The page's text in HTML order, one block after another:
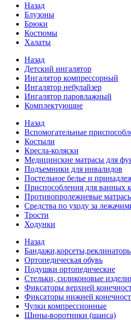
Назад
Блузоны
Брюки
Костюмы
Халаты
Назад
Детский ингалятор
Ингалятор компрессорный
Ингалятор небулайзер
Ингалятор паровлажный
Комплектующие
Назад
Вспомогательные
Костыли
Кресла-коляски
Медицинские матрасы для
Подъемники для инвалидов
Постельное белье и
Приспособления для ванных
Противопролежневые
Средства по уходу за
Трости
Ходунки
Назад
Ортопедическая обувь
Подушки ортопедические
Стельки, силиконовые
Фиксаторы верхней
Фиксаторы нижней
Чулки компрессионные
Шины-воротники (шанса)